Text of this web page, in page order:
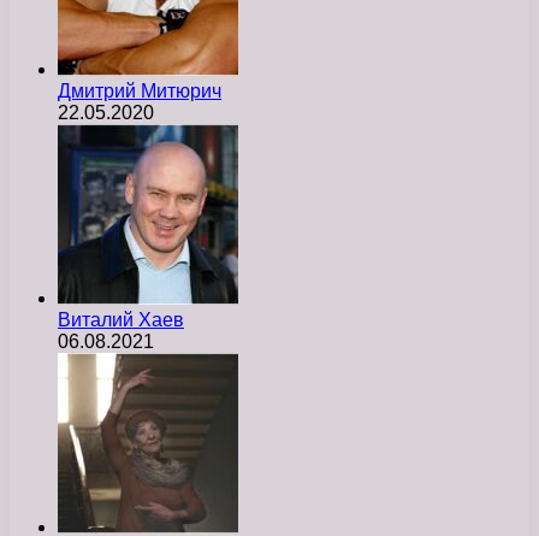
Дмитрий Митюрич
22.05.2020
Виталий Хаев
06.08.2021